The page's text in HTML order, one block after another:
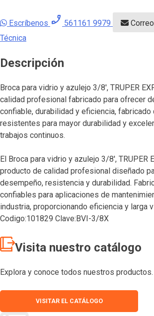
Escríbenos phone_enabled 561161 9979 Correo
Técnica
Descripción
Broca para vidrio y azulejo 3/8′, TRUPER
calidad profesional fabricado para ofrecer
confiable, durabilidad y eficiencia, fabricado
resistentes para mayor durabilidad y
trabajos continuos.
El Broca para vidrio y azulejo 3/8′, TRUPER
producto de calidad profesional diseñado
desempeño, resistencia y durabilidad.
confiables para aplicaciones de
industria, proporcionando eficiencia y larga
Codigo:101829 Clave:BVI-3/8X
Visita nuestro catálogo
Explora y conoce todos nuestros productos.
VISITAR EL CATÁLOGO